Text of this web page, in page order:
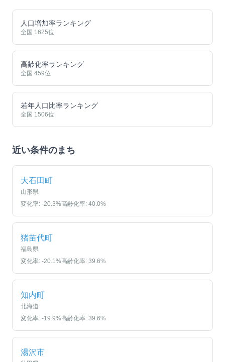
人口増加率ランキング
全国 1625位
高齢化率ランキング
全国 459位
若年人口比率ランキング
全国 1506位
近い条件のまち
大石田町
山形県
変化率: -20.3%高齢化率: 40.0%
猪苗代町
福島県
変化率: -20.1%高齢化率: 39.6%
知内町
北海道
変化率: -19.9%高齢化率: 39.6%
湯沢市